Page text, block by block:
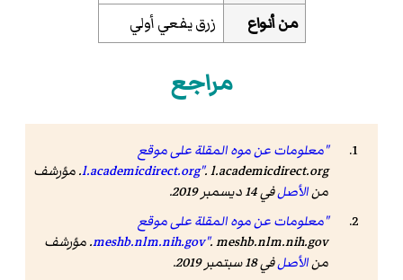
من أنواع
زرق يفعي أولي
مراجع
"معلومات عن موه المقلة على موقع
l.academicdirect.org". l.academicdirect.org. مؤرشف
منالأصلفي 14 ديسمبر 2019.
"معلومات عن موه المقلة على موقع
meshb.nlm.nih.gov". meshb.nlm.nih.gov. مؤرشف
منالأصلفي 18 سبتمبر 2019.